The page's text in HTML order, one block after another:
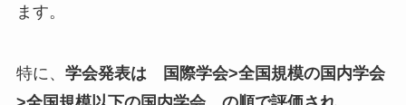
ます。
特に、 学会発表は 国際学会>全国規模の国内学会